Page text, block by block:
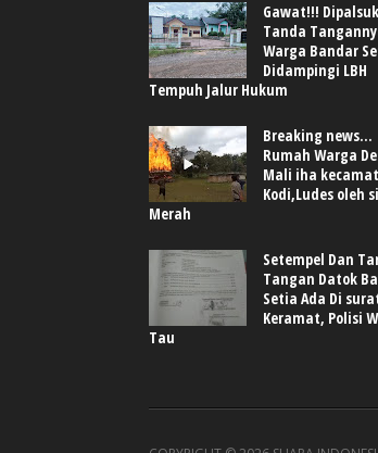
Gawat!!!
Tanda
Warga Bandar
Didampingi LBH
Tempuh Jalur Hukum
Breaking news...
Rumah Warga
Mali iha
Kodi,Ludes oleh
Merah
Setempel Dan
Tangan Datok
Setia Ada Di
Keramat, Polisi
Tau